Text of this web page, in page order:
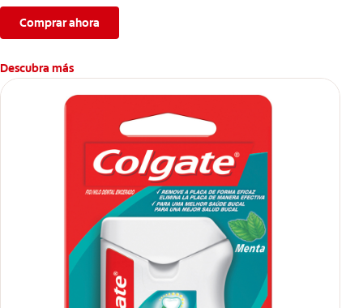
Comprar ahora
Descubra más